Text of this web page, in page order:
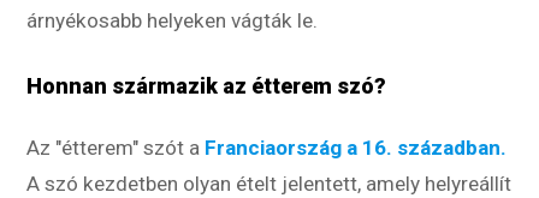
árnyékosabb helyeken vágták le.
Honnan származik az étterem szó?
Az "étterem" szót a Franciaország a 16. században.
A szó kezdetben olyan ételt jelentett, amely helyreállít